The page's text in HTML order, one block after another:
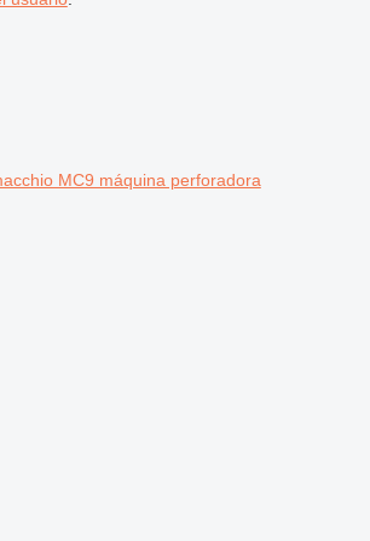
MC9 máquina perforadora